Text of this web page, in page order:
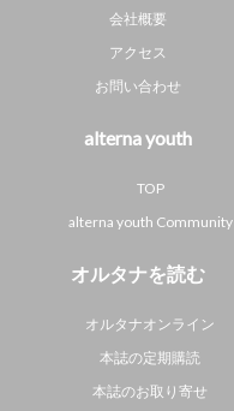
会社概要
アクセス
お問い合わせ
alterna youth
TOP
alterna youth Community
オルタナを読む
オルタナオンライン
本誌の定期購読
本誌のお取り寄せ